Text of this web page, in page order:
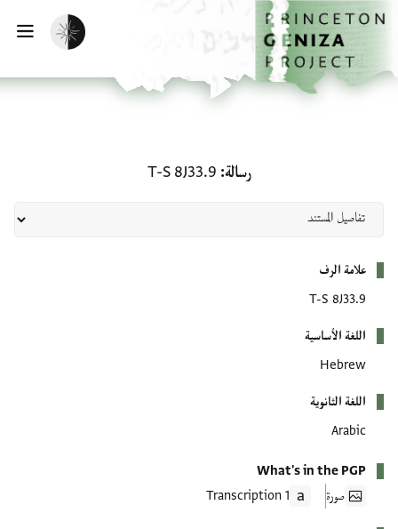
إلى المحتوى الرئيسي
الرئيسية
تفعيل الوضع المظلم
رسالة T-S 8J33.9
علامة الرف
T-S 8J33.9
اللغة الأساسية
Hebrew
اللغة الثانوية
Arabic
What's in the PGP
صورة
1 Transcription